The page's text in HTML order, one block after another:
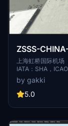
ZSSS-
上海虹桥国际机
IATA：SHA，
处，距市中心13千
之一、 [1] 国际定
机场。 [2] 上海虹
启动1号航站楼改
by gakki
5.0